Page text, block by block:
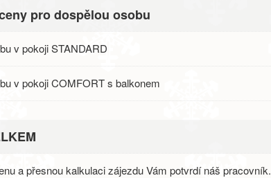
pro dospělou osobu
v pokoji STANDARD
v pokoji COMFORT s balkonem
a přesnou kalkulaci zájezdu Vám potvrdí náš pracovník.